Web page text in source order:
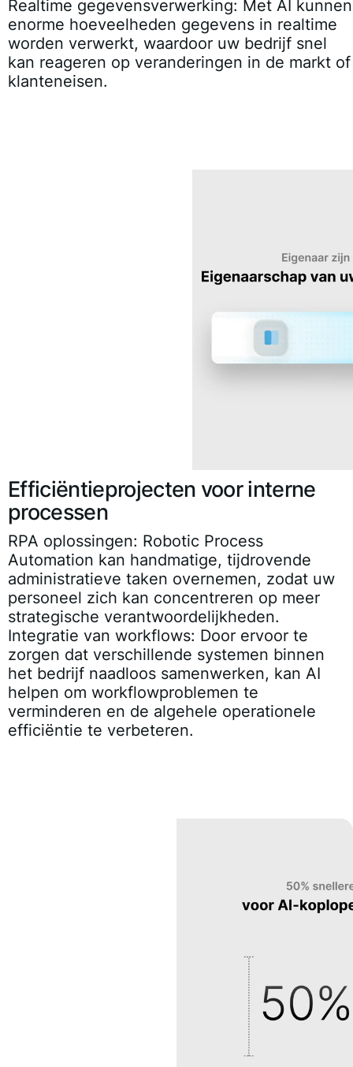
Realtime gegevensverwerking: Met AI kunnen
enorme hoeveelheden gegevens in realtime
worden verwerkt, waardoor uw bedrijf snel
kan reageren op veranderingen in de markt of
klanteneisen.
Efficiëntieprojecten voor interne
processen
RPA oplossingen: Robotic Process
Automation kan handmatige, tijdrovende
administratieve taken overnemen, zodat uw
personeel zich kan concentreren op meer
strategische verantwoordelijkheden.
Integratie van workflows: Door ervoor te
zorgen dat verschillende systemen binnen
het bedrijf naadloos samenwerken, kan AI
helpen om workflowproblemen te
verminderen en de algehele operationele
efficiëntie te verbeteren.